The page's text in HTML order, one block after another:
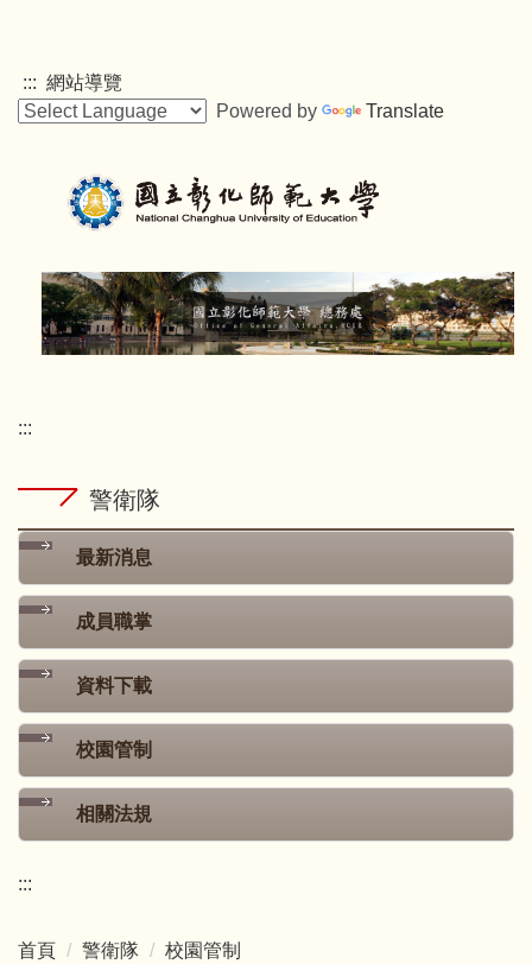
主
要
::: 網站導覽
Powered by
Translate
:::
警衛隊
最新消息
成員職掌
資料下載
校園管制
相關法規
:::
首頁 警衛隊 校園管制